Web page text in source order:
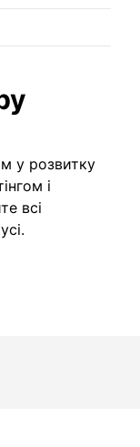
у розвитку
і
всі
.